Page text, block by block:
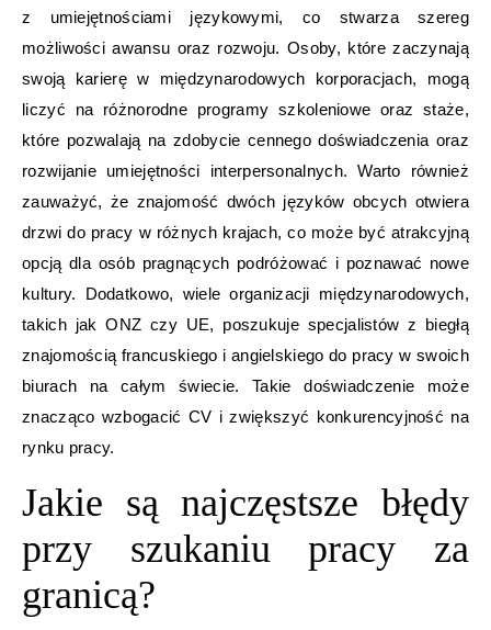
z umiejętnościami językowymi, co stwarza szereg
możliwości awansu oraz rozwoju. Osoby, które zaczynają
swoją karierę w międzynarodowych korporacjach, mogą
liczyć na różnorodne programy szkoleniowe oraz staże,
które pozwalają na zdobycie cennego doświadczenia oraz
rozwijanie umiejętności interpersonalnych. Warto również
zauważyć, że znajomość dwóch języków obcych otwiera
drzwi do pracy w różnych krajach, co może być atrakcyjną
opcją dla osób pragnących podróżować i poznawać nowe
kultury. Dodatkowo, wiele organizacji międzynarodowych,
takich jak ONZ czy UE, poszukuje specjalistów z biegłą
znajomością francuskiego i angielskiego do pracy w swoich
biurach na całym świecie. Takie doświadczenie może
znacząco wzbogacić CV i zwiększyć konkurencyjność na
rynku pracy.
Jakie są najczęstsze błędy
przy szukaniu pracy za
granicą?